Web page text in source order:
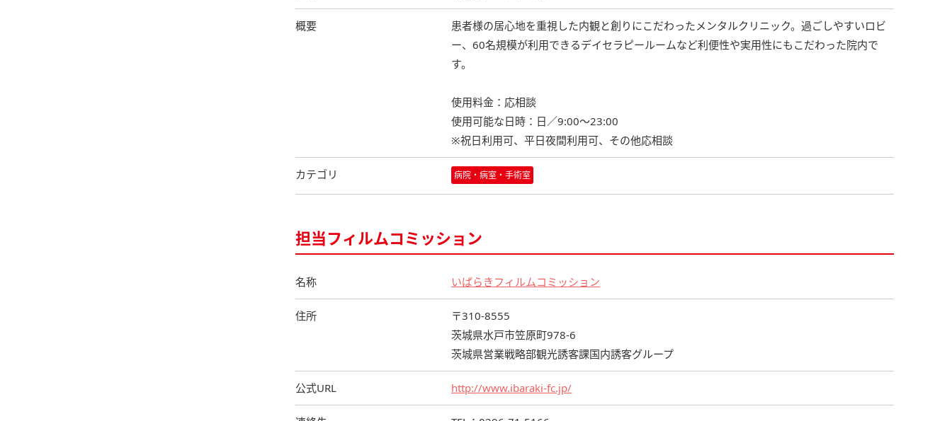
概要
患者様の居心地を重視した内観と創りにこだわったメンタルクリニック。過ごしやすいロビ
ー、60名規模が利用できるデイセラピールームなど利便性や実用性にもこだわった院内で
す。
使用料金：応相談
使用可能な日時：日／9:00～23:00
※祝日利用可、平日夜間利用可、その他応相談
カテゴリ 病院・病室・手術室
担当フィルムコミッション
名称 いばらきフィルムコミッション
住所
〒310-8555
茨城県水戸市笠原町978-6
茨城県営業戦略部観光誘客課国内誘客グループ
公式URL http://www.ibaraki-fc.jp/